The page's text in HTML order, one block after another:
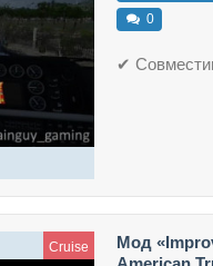
0
✔
Cruise
Мод